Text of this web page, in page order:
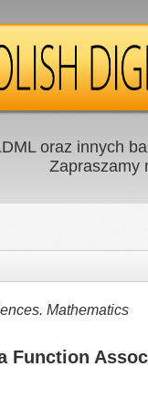
oraz innych
Zapraszamy
Mathematics
Function